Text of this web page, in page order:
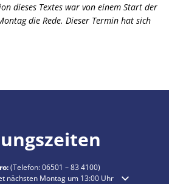
dieses Textes war von einem Start der
die Rede. Dieser Termin hat sich
(Telefon:06501 – 83 4100)
oder Schließzeiten auszublenden
nächsten Montag um 13:00 Uhr